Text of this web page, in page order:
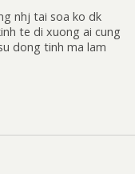
nhj tai soa ko dk
te di xuong ai cung
dong tinh ma lam